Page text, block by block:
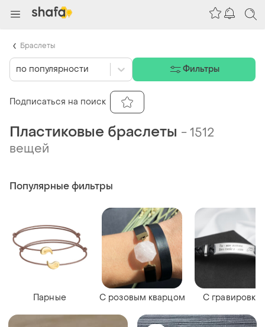
Пластиковые браслеты -1512
вещей
Популярные фильтры
Парные С розовым кварцом С
по популярности Фильтры
Подписаться на поиск
Браслеты